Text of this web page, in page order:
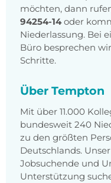
möchten, dann
94254-14oder
Niederlassung. Bei
Büro besprechen
Schritte.
Über Tempton
Mit über 11.000
bundesweit 240
zu den größten
Deutschlands.
Jobsuchende und
Unterstützung